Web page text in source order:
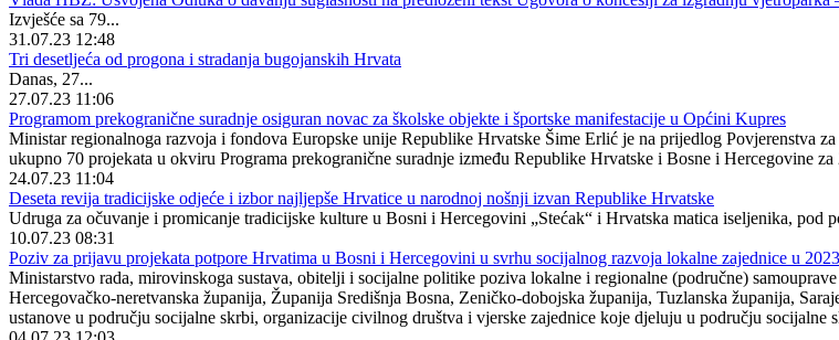
Izvješće sa 79...
31.07.23 12:48
Tri desetljeća od progona i stradanja bugojanskih Hrvata
Danas, 27...
27.07.23 11:06
Programom prekogranične suradnje osiguran novac za školske objekte i športske manifestacije u Općini Kupres
Ministar regionalnoga razvoja i fondova Europske unije Republike Hrvatske Šime Erlić je na prijedlog Povjerenstva
ukupno 70 projekata u okviru Programa prekogranične suradnje između Republike Hrvatske i Bosne i Hercegovine za
24.07.23 11:04
Deseta revija tradicijske odjeće i izbor najljepše Hrvatice u narodnoj nošnji izvan Republike Hrvatske
Udruga za očuvanje i promicanje tradicijske kulture u Bosni i Hercegovini „Stećak“ i Hrvatska matica iseljenika, pod
10.07.23 08:31
Poziv za prijavu projekata potpore Hrvatima u Bosni i Hercegovini u svrhu socijalnog razvoja lokalne zajednice u
Ministarstvo rada, mirovinskoga sustava, obitelji i socijalne politike poziva lokalne i regionalne (područne)
Hercegovačko-neretvanska županija, Županija Središnja Bosna, Zeničko-dobojska županija, Tuzlanska županija,
ustanove u području socijalne skrbi, organizacije civilnog društva i vjerske zajednice koje djeluju u području socijalne